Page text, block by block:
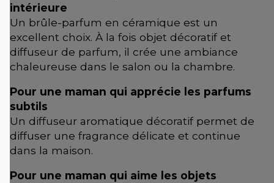
intérieure
Un brûle-parfum en céramique est un
excellent choix. À la fois objet décoratif et
diffuseur de parfum, il crée une ambiance
chaleureuse dans le salon ou la chambre.
Pour une maman qui apprécie les parfums
subtils
Un diffuseur aromatique décoratif permet de
diffuser une fragrance délicate et continue
dans la maison.
Pour une maman qui aime les objets